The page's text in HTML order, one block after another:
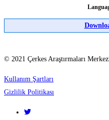
© 2021 Çerkes Araştırmaları
Kullanım Şartları
Gizlilik Politikası